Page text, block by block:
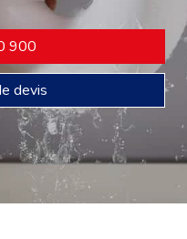
900
devis